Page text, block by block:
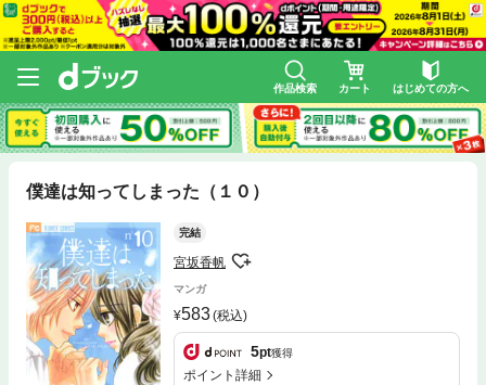
作品検索 カート はじめての方へ
僕達は知ってしまった（１０）
完結
宮坂香帆
マンガ
583(税込)
5pt獲得
ポイント詳細